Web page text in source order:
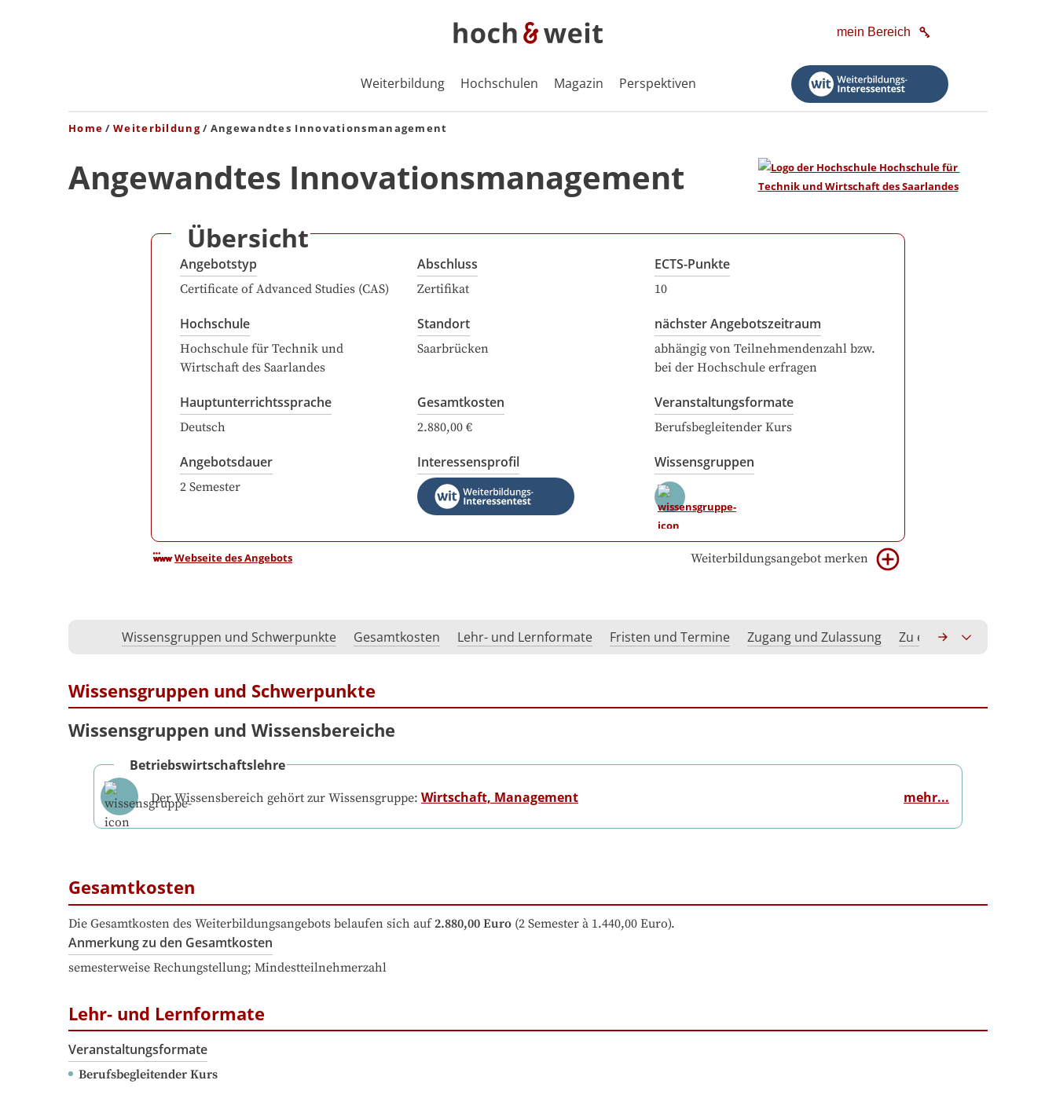
mein Bereich
Weiterbildung Hochschulen Magazin Perspektiven
Home Weiterbildung Angewandtes Innovationsmanagement
Angewandtes Innovationsmanagement
Übersicht
Angebotstyp
Certificate of Advanced Studies (CAS)
Abschluss
Zertifikat
ECTS-Punkte
10
Hochschule
Hochschule für Technik und
Wirtschaft des Saarlandes
Standort
Saarbrücken
nächster Angebotszeitraum
abhängig von Teilnehmendenzahl bzw.
bei der Hochschule erfragen
Hauptunterrichtssprache
Deutsch
Gesamtkosten
2.880,00 €
Veranstaltungsformate
Berufsbegleitender Kurs
Angebotsdauer
2 Semester
Interessensprofil Wissensgruppen
Webseite des Angebots Weiterbildungsangebot merken
Wissensgruppen und Schwerpunkte Gesamtkosten Lehr- und Lernformate Fristen und Termine Zugang und Zulassung Zu erwerbende
Wissensgruppen und Schwerpunkte
Wissensgruppen und Wissensbereiche
Betriebswirtschaftslehre
Der Wissensbereich gehört zur Wissensgruppe: Wirtschaft, Management mehr...
Gesamtkosten
Die Gesamtkosten des Weiterbildungsangebots belaufen sich auf 2.880,00 Euro (2 Semester à 1.440,00 Euro).
Anmerkung zu den Gesamtkosten
semesterweise Rechungstellung; Mindestteilnehmerzahl
Lehr- und Lernformate
Veranstaltungsformate
Berufsbegleitender Kurs